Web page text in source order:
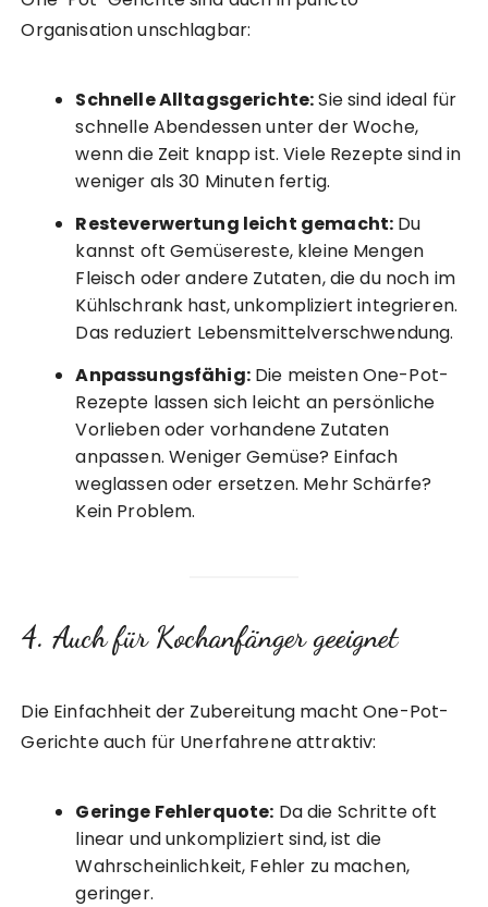
Organisation unschlagbar:
Schnelle Alltagsgerichte:Sie sind ideal für
schnelle Abendessen unter der Woche,
wenn die Zeit knapp ist. Viele Rezepte sind in
weniger als 30 Minuten fertig.
Resteverwertung leicht gemacht: Du
kannst oft Gemüsereste, kleine Mengen
Fleisch oder andere Zutaten, die du noch im
Kühlschrank hast, unkompliziert integrieren.
Das reduziert Lebensmittelverschwendung.
Anpassungsfähig:Die meisten One-Pot-
Rezepte lassen sich leicht an persönliche
Vorlieben oder vorhandene Zutaten
anpassen. Weniger Gemüse? Einfach
weglassen oder ersetzen. Mehr Schärfe?
Kein Problem.
4. Auch für Kochanfänger geeignet
Die Einfachheit der Zubereitung macht One-Pot-
Gerichte auch für Unerfahrene attraktiv:
Geringe Fehlerquote: Da die Schritte oft
linear und unkompliziert sind, ist die
Wahrscheinlichkeit, Fehler zu machen,
geringer.